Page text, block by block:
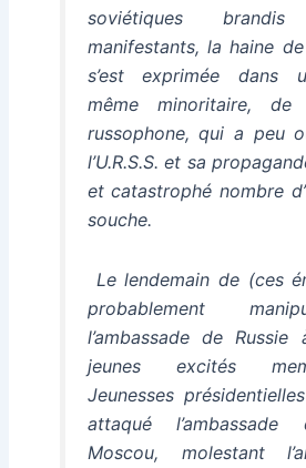
soviétiques
manifestants, la haine
s’est exprimée dans
même minoritaire, de
russophone, qui a peu
l’U.R.S.S. et sa
et catastrophé nombre
souche.
Le lendemain de (ces
probablement
l’ambassade de
jeunes excités
Jeunesses
attaqué l’ambassade
Moscou, molestant